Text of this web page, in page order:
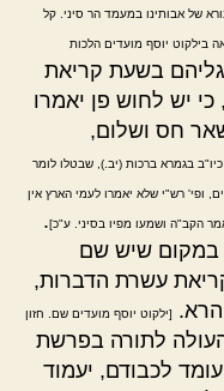
של אבותינו במעמד הר סיני. קל
בילקוט יוסף מועדים הלכות
בשעת קריאת
כי יש לחוש פן יאמרו
חס ושלום,
בגמרא ברכות (יב.), שבטלו לומר
ופי' רש"י שלא יאמרו לעמי הארץ אין
הקב"ה ושמעו מפיו בסיני. ע"כ].
במקום שיש שם
עשרת הדברות,
[ילקוט יוסף מועדים שם. חזון
לתורה בפרשת
לכבודם, יעמוד